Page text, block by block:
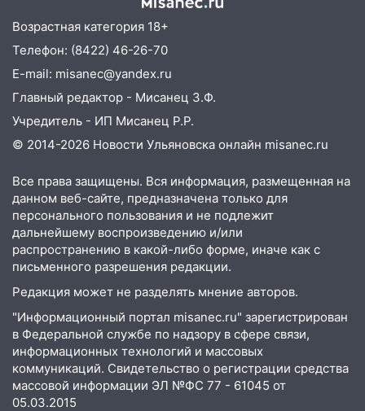
Возрастная категория 18+
Телефон: (8422) 46-26-70
E-mail: misanec@yandex.ru
Главный редактор - Мисанец З.Ф.
Учредитель - ИП Мисанец Р.Р.
© 2014-2026 Новости Ульяновска онлайн misanec.ru
Все права защищены. Вся информация, размещенная на
данном веб-сайте, предназначена только для
персонального пользования и не подлежит
дальнейшему воспроизведению и/или
распространению в какой-либо форме, иначе как с
письменного разрешения редакции.
Редакция может не разделять мнение авторов.
"Информационный портал misanec.ru" зарегистрирован
в Федеральной службе по надзору в сфере связи,
информационных технологий и массовых
коммуникаций. Свидетельство о регистрации средства
массовой информации ЭЛ №ФС 77 - 61045 от
05.03.2015